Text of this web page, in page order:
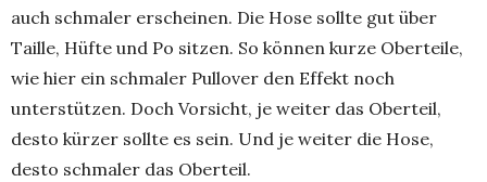
auch schmaler erscheinen. Die Hose sollte gut über
Taille, Hüfte und Po sitzen. So können kurze Oberteile,
wie hier ein schmaler Pullover den Effekt noch
unterstützen. Doch Vorsicht, je weiter das Oberteil,
desto kürzer sollte es sein. Und je weiter die Hose,
desto schmaler das Oberteil.